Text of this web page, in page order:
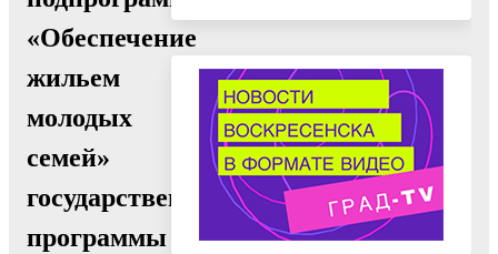
«Обеспечение
жильем
молодых
семей»
государственной
программы